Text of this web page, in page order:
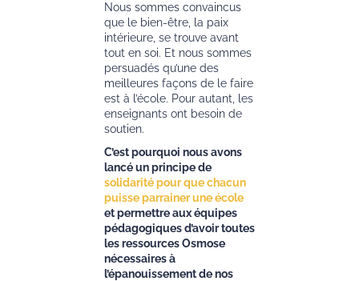
Nous sommes convaincus
que le bien-être, la paix
intérieure, se trouve avant
tout en soi. Et nous sommes
persuadés qu’une des
meilleures façons de le faire
est à l’école. Pour autant, les
enseignants ont besoin de
soutien.
C’est pourquoi nous avons
lancé un principe de
solidarité pour que chacun
puisse parrainer une école
et permettre aux équipes
pédagogiques d’avoir toutes
les ressources Osmose
nécessaires à
l’épanouissement de nos